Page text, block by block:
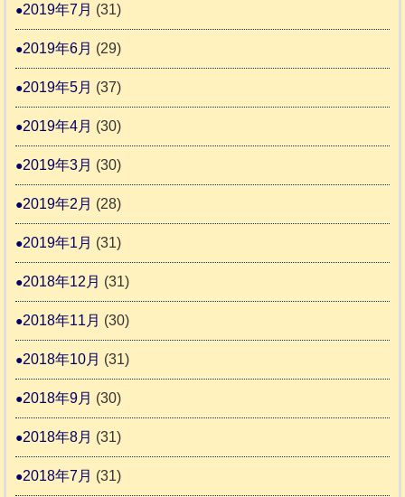
2019年7月 (31)
2019年6月 (29)
2019年5月 (37)
2019年4月 (30)
2019年3月 (30)
2019年2月 (28)
2019年1月 (31)
2018年12月 (31)
2018年11月 (30)
2018年10月 (31)
2018年9月 (30)
2018年8月 (31)
2018年7月 (31)